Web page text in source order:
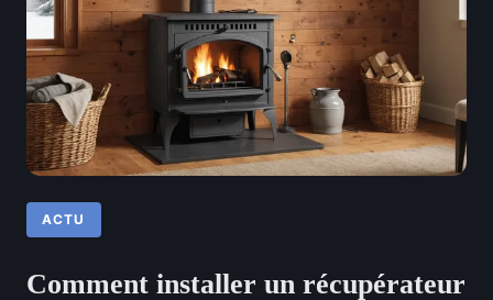
ACTU
Comment installer un récupérateur